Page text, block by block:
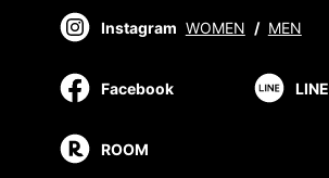
Instagram WOMEN / MEN
Facebook LINE
ROOM